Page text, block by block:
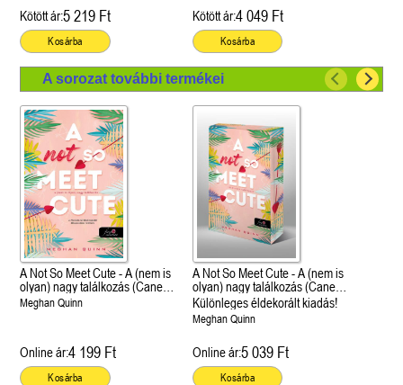
Kötött ár:5 219 Ft
Kosárba
Kötött ár:4 049 Ft
Kosárba
A sorozat további termékei
A Not So Meet Cute - A (nem is
olyan) nagy találkozás (Cane
Fivérek 1.)
Meghan Quinn
Online ár:4 199 Ft
Kosárba
A Not So Meet Cute - A (nem is
olyan) nagy találkozás (Cane
Fivérek 1.)
Különleges éldekorált kiadás!
Meghan Quinn
Online ár:5 039 Ft
Kosárba